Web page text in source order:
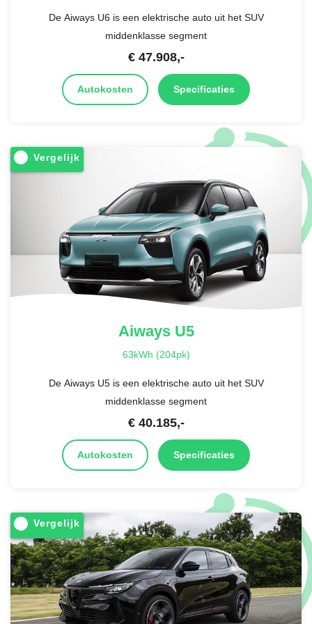
De Aiways U6 is een elektrische auto uit het SUV
middenklasse segment
€ 47.908,-
Autokosten Specificaties
Vergelijk
AiwaysU5
63kWh (204pk)
De Aiways U5 is een elektrische auto uit het SUV
middenklasse segment
€ 40.185,-
Autokosten Specificaties
Vergelijk